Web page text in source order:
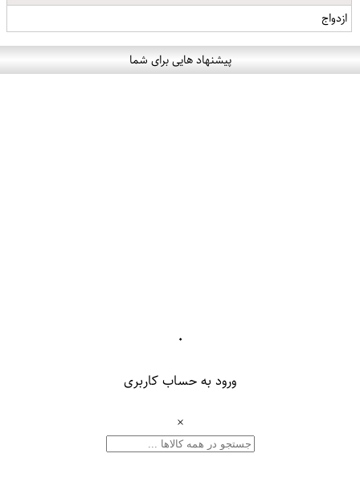
ازدواج
پیشنهاد هایی برای شما
۰
ورود به حساب کاربری
×